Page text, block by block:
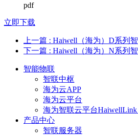
pdf
立即下载
上一篇 : Haiwell（海为）D系列
下一篇 : Haiwell（海为）N系列
智能物联
智联中枢
海为云APP
海为云平台
海为智联云平台HaiwellLink
产品中心
智联服务器